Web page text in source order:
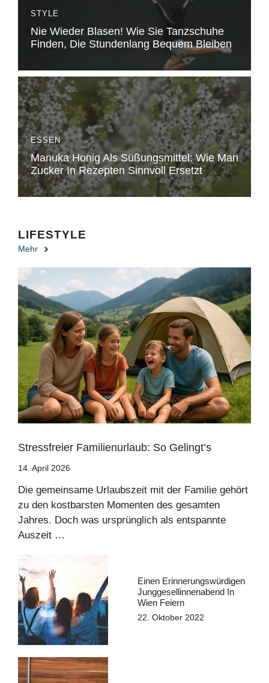
STYLE
Nie Wieder Blasen! Wie Sie Tanzschuhe
Finden, Die Stundenlang Bequem Bleiben
ESSEN
Manuka Honig Als Süßungsmittel: Wie Man
Zucker In Rezepten Sinnvoll Ersetzt
LIFESTYLE
Mehr
Stressfreier Familienurlaub: So Gelingt’s
14. April 2026
Die gemeinsame Urlaubszeit mit der Familie gehört
zu den kostbarsten Momenten des gesamten
Jahres. Doch was ursprünglich als entspannte
Auszeit …
Einen Erinnerungswürdigen
Junggesellinnenabend In
Wien Feiern
22. Oktober 2022